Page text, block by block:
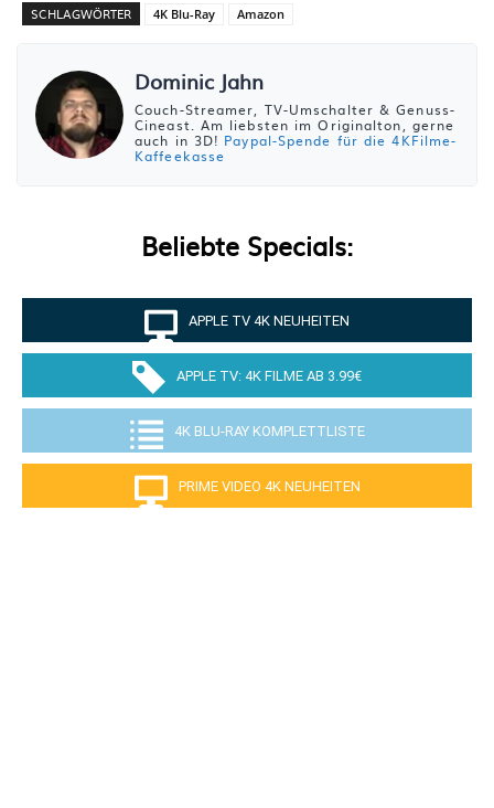
SCHLAGWÖRTER 4K Blu-Ray Amazon
Dominic Jahn
Couch-Streamer, TV-Umschalter & Genuss-
Cineast. Am liebsten im Originalton, gerne
auch in 3D! Paypal-Spende für die 4KFilme-
Kaffeekasse
Beliebte Specials:
APPLE TV 4K NEUHEITEN
APPLE TV: 4K FILME AB 3.99€
4K BLU-RAY KOMPLETTLISTE
PRIME VIDEO 4K NEUHEITEN